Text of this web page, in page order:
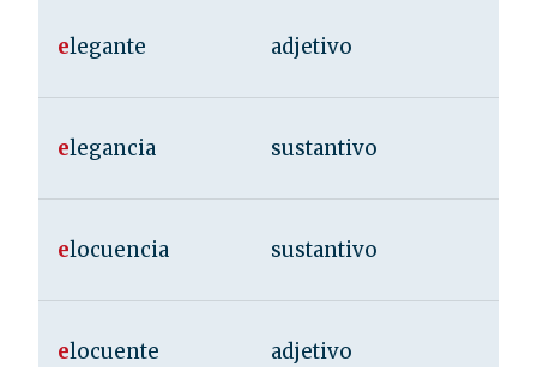
elegante adjetivo
elegancia sustantivo
elocuencia sustantivo
elocuente adjetivo